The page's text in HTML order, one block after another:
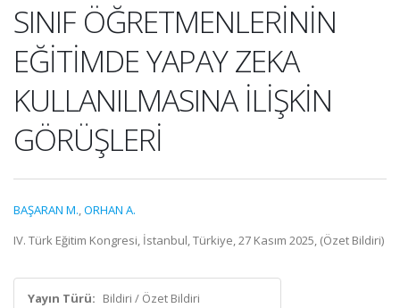
SINIF ÖĞRETMENLERİNİN
EĞİTİMDE YAPAY ZEKA
KULLANILMASINA İLİŞKİN
GÖRÜŞLERİ
BAŞARAN M.,ORHAN A.
IV. Türk Eğitim Kongresi, İstanbul, Türkiye, 27 Kasım 2025, (Özet Bildiri)
Yayın Türü: Bildiri / Özet Bildiri